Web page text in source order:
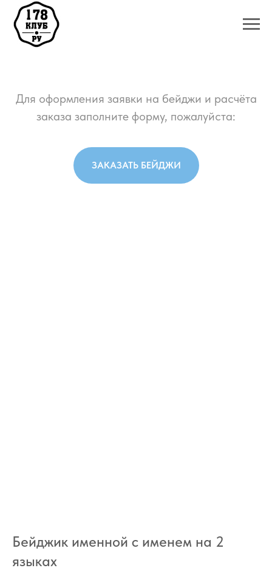
Для оформления заявки на бейджи и расчёта
заказа заполните форму, пожалуйста:
ЗАКАЗАТЬ БЕЙДЖИ
Бейджик именной с именем на 2
языках